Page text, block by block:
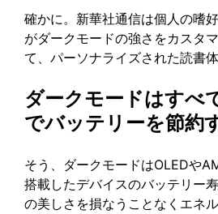
確かに。新華社通信は個人の嗜
がダークモードの強さをカスタ
て、パーソナライズされた読書体
ダークモードはすべ
でバッテリーを節約
そう、ダークモードはOLEDや
搭載したデバイスのバッテリー
の美しさを損なうことなくエネ